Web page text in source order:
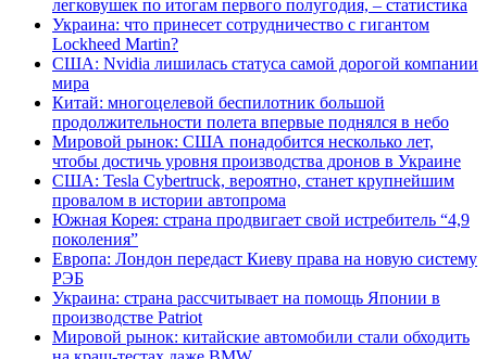
легковушек по итогам первого полугодия, – статистика
Украина: что принесет сотрудничество с гигантом
Lockheed Martin?
США: Nvidia лишилась статуса самой дорогой компании
мира
Китай: многоцелевой беспилотник большой
продолжительности полета впервые поднялся в небо
Мировой рынок: США понадобится несколько лет,
чтобы достичь уровня производства дронов в Украине
США: Tesla Cybertruck, вероятно, станет крупнейшим
провалом в истории автопрома
Южная Корея: страна продвигает свой истребитель “4,9
поколения”
Европа: Лондон передаст Киеву права на новую систему
РЭБ
Украина: страна рассчитывает на помощь Японии в
производстве Patriot
Мировой рынок: китайские автомобили стали обходить